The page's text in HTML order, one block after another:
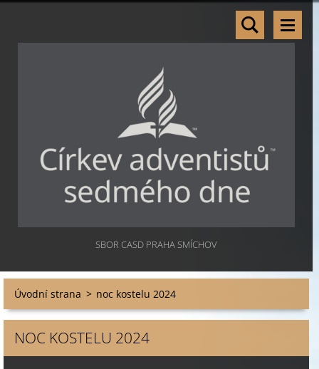
SBOR CASD PRAHA SMÍCHOV
Úvodní strana > noc kostelu 2024
NOC KOSTELU 2024